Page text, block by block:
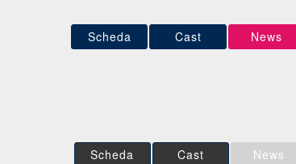
Scheda Cast News
Scheda Cast News